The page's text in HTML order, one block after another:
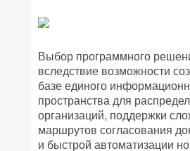
Выбор программного
вследствие возможности
базе единого
пространства для
организаций, поддержки
маршрутов согласования
и быстрой автоматизации